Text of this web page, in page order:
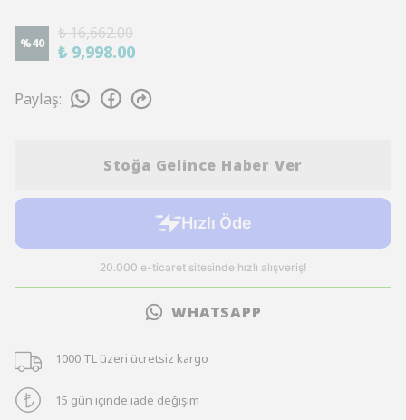
%40
₺ 16,662.00
₺ 9,998.00
Paylaş:
Stoğa Gelince Haber Ver
WHATSAPP
1000 TL üzeri ücretsiz kargo
15 gün içinde iade değişim